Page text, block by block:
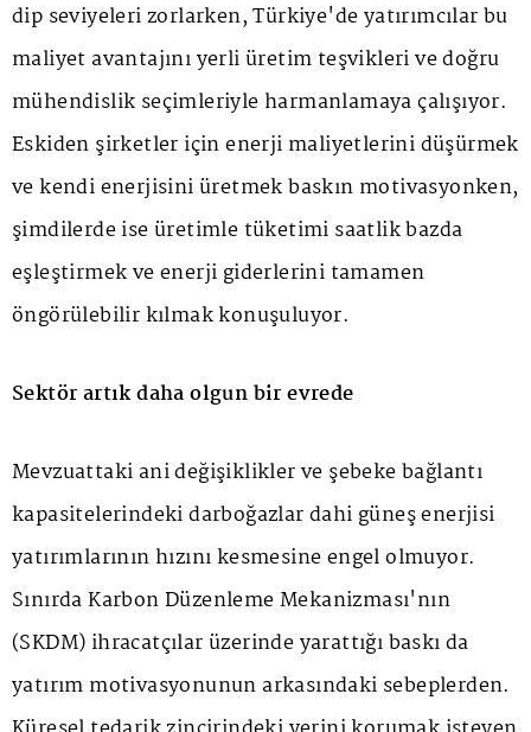
dip seviyeleri zorlarken, Türkiye'de yatırımcılar bu
maliyet avantajını yerli üretim teşvikleri ve doğru
mühendislik seçimleriyle harmanlamaya çalışıyor.
Eskiden şirketler için enerji maliyetlerini düşürmek
ve kendi enerjisini üretmek baskın motivasyonken,
şimdilerde ise üretimle tüketimi saatlik bazda
eşleştirmek ve enerji giderlerini tamamen
öngörülebilir kılmak konuşuluyor.
Sektör artık daha olgun bir evrede
Mevzuattaki ani değişiklikler ve şebeke bağlantı
kapasitelerindeki darboğazlar dahi güneş enerjisi
yatırımlarının hızını kesmesine engel olmuyor.
Sınırda Karbon Düzenleme Mekanizması'nın
(SKDM) ihracatçılar üzerinde yarattığı baskı da
yatırım motivasyonunun arkasındaki sebeplerden.